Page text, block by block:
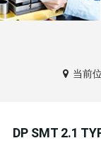
当前
DP SMT 2.1